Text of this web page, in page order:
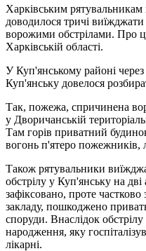
Харківським
доводилося тричі
ворожими обстрілами. Про
Харківській області.
У Куп'янському районі
Куп'янську довелося
Так, пожежа, спричинена
у Дворичанській
Там горів приватний
вогонь п'ятеро пожежників,
Також рятувальники
обстрілу у Куп'янську на
зафіксовано, проте
закладу, пошкоджено
споруди. Внаслідок
народження, яку
лікарні.